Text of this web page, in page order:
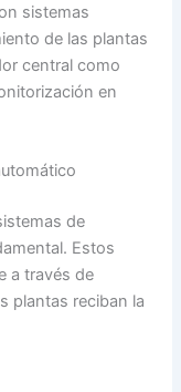
sistemas
de las plantas
central como
en
de
Estos
a través de
plantas reciban la